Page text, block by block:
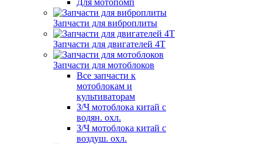
Для мотопомп
Запчасти для виброплиты
Запчасти для двигателей 4Т
Запчасти для мотоблоков
Все запчасти к
мотоблокам и
культиваторам
З/Ч мотоблока китай с
водян. охл.
З/Ч мотоблока китай с
воздуш. охл.